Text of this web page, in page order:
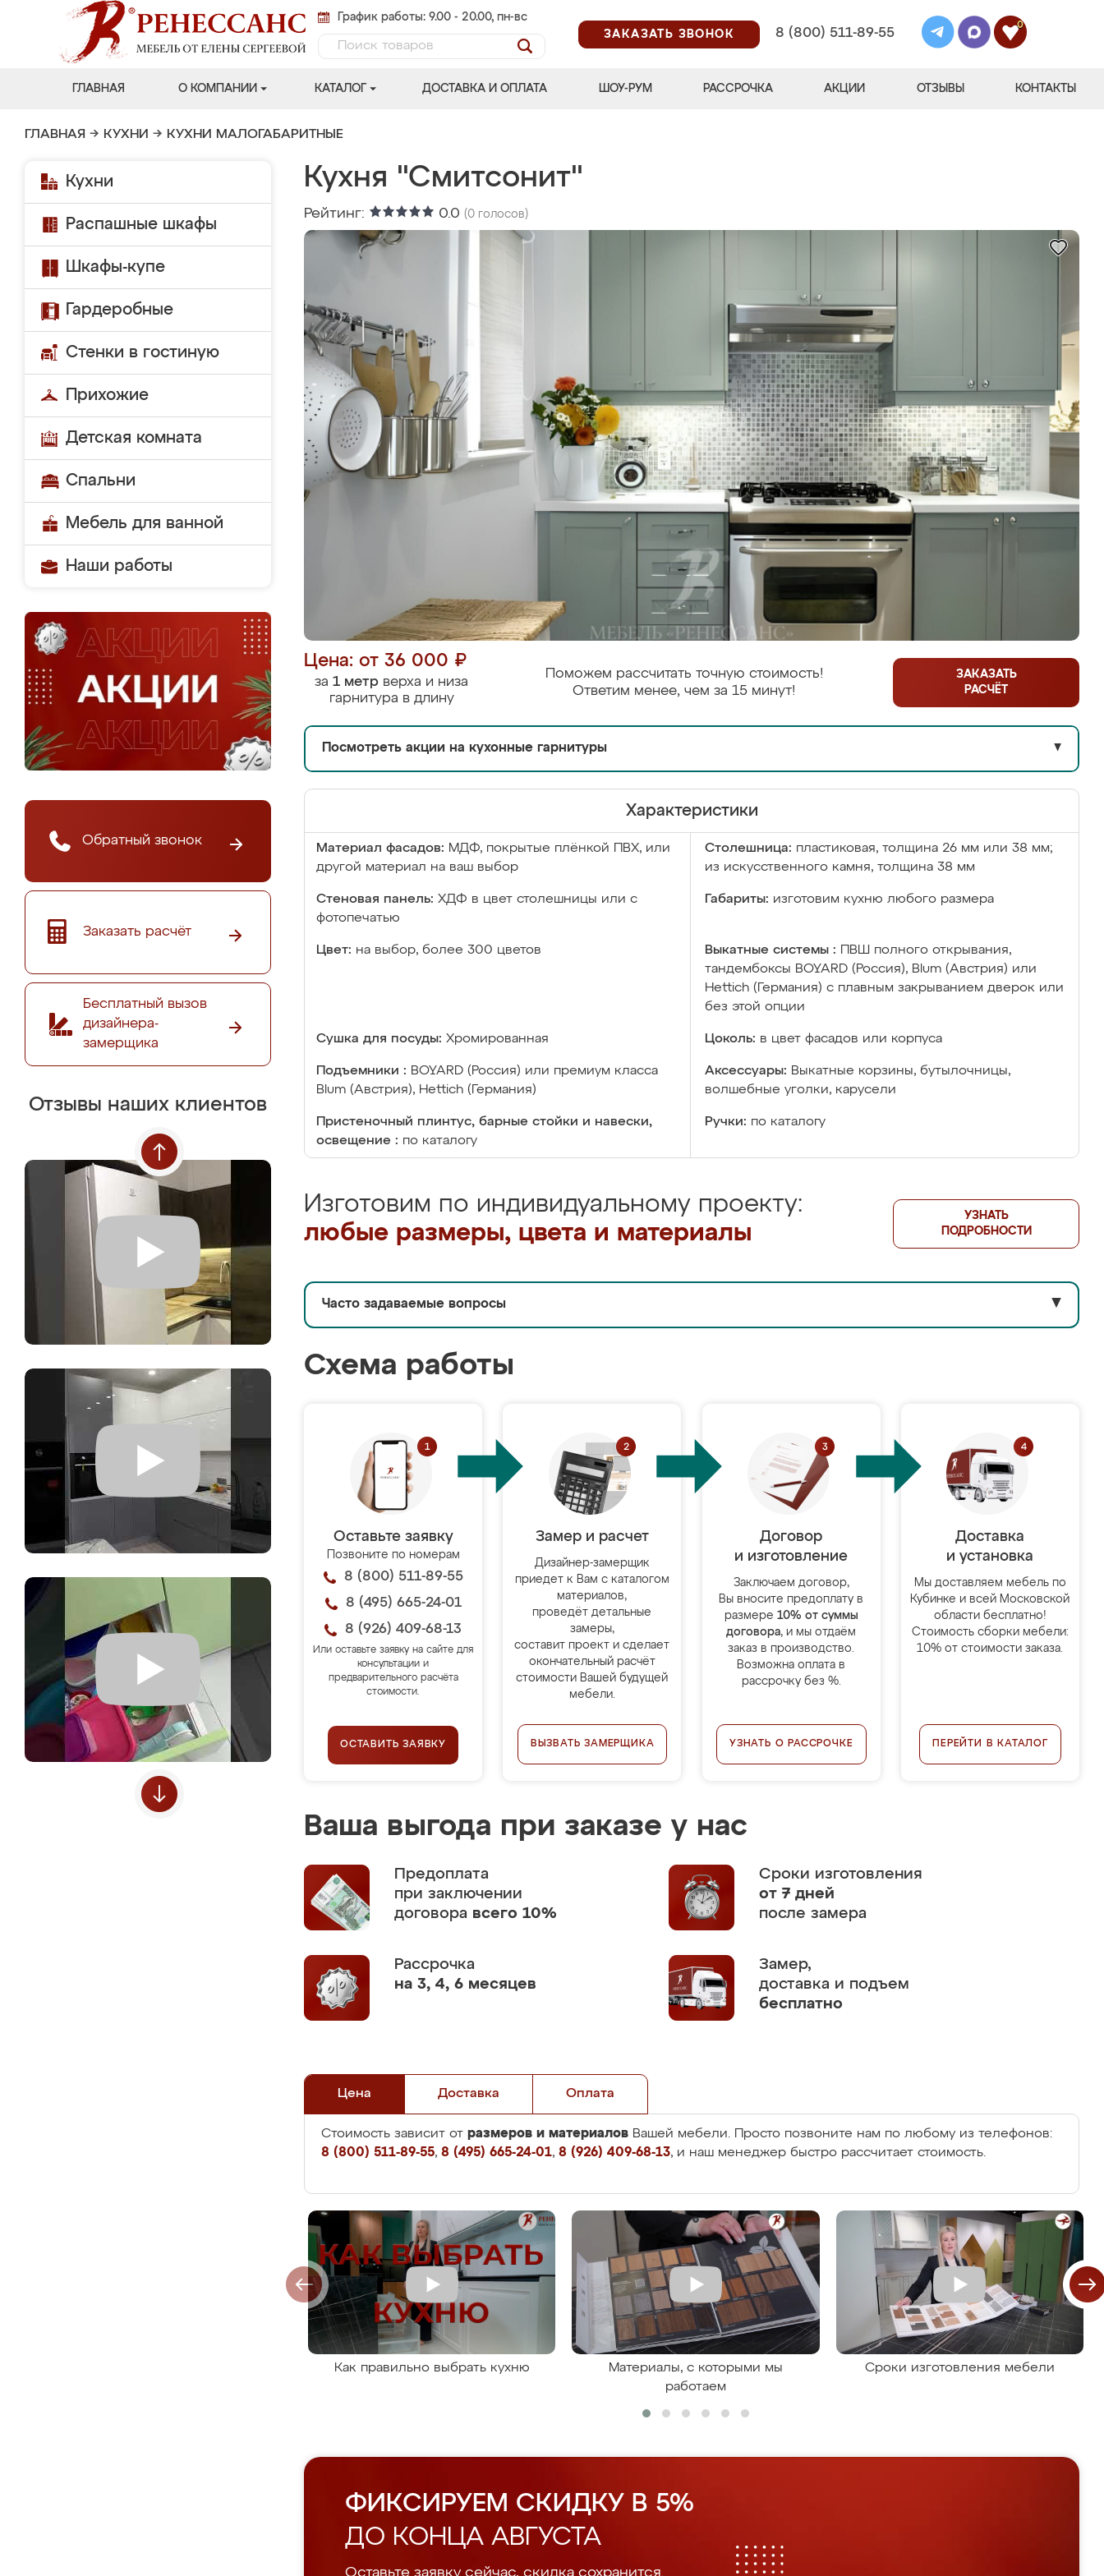
График работы: 9.00 - 20.00, пн-вс
ЗАКАЗАТЬ ЗВОНОК
8 (800) 511-89-55
0
ГЛАВНАЯ О КОМПАНИИ КАТАЛОГ ДОСТАВКА И ОПЛАТА ШОУ-РУМ РАССРОЧКА АКЦИИ ОТЗЫВЫ КОНТАКТЫ
ГЛАВНАЯ → КУХНИ → КУХНИ МАЛОГАБАРИТНЫЕ
Кухни
Распашные шкафы
Шкафы-купе
Гардеробные
Стенки в гостиную
Прихожие
Детская комната
Спальни
Мебель для ванной
Наши работы
Обратный звонок
Заказать расчёт
Бесплатный вызов
дизайнера-
замерщика
Отзывы наших клиентов
Кухня "Смитсонит"
Рейтинг: 0.0 (0 голосов)
Цена: от 36 000 ₽
за 1 метр верха и низа
гарнитура в длину
Поможем рассчитать точную стоимость!
Ответим менее, чем за 15 минут!
ЗАКАЗАТЬ
РАСЧЁТ
Посмотреть акции на кухонные гарнитуры ▼
Характеристики
Материал фасадов: МДФ, покрытые плёнкой ПВХ, или
другой материал на ваш выбор
Столешница: пластиковая, толщина 26 мм или 38 мм;
из искусственного камня, толщина 38 мм
Стеновая панель: ХДФ в цвет столешницы или с
фотопечатью
Габариты: изготовим кухню любого размера
Цвет: на выбор, более 300 цветов Выкатные системы :
ПВШ полного открывания,
тандембоксы BOYARD (Россия), Blum (Австрия) или
Hettich (Германия) с плавным закрыванием дверок или
без этой опции
Сушка для посуды: Хромированная Цоколь: в цвет фасадов или корпуса
Подъемники : BOYARD (Россия) или премиум класса
Blum (Австрия), Hettich (Германия)
Аксессуары: Выкатные корзины, бутылочницы,
волшебные уголки, карусели
Пристеночный плинтус, барные стойки и навески,
освещение : по каталогу
Ручки: по каталогу
Изготовим по индивидуальному проекту:
любые размеры, цвета и материалы
УЗНАТЬ
ПОДРОБНОСТИ
Часто задаваемые вопросы ▼
Схема работы
Оставьте заявку
Позвоните по номерам
8 (800) 511-89-55
8 (495) 665-24-01
8 (926) 409-68-13
Или оставьте заявку на сайте для
консультации и
предварительного расчёта
стоимости.
ОСТАВИТЬ ЗАЯВКУ
Замер и расчет
Дизайнер-замерщик
приедет к Вам с каталогом
материалов,
проведёт детальные
замеры,
составит проект и сделает
окончательный расчёт
стоимости Вашей будущей
мебели.
ВЫЗВАТЬ ЗАМЕРЩИКА
Договор
и изготовление
Заключаем договор,
Вы вносите предоплату в
размере 10% от суммы
договора, и мы отдаём
заказ в производство.
Возможна оплата в
рассрочку без %.
УЗНАТЬ О РАССРОЧКЕ
Доставка
и установка
Мы доставляем мебель по
Кубинке и всей Московской
области бесплатно!
Стоимость сборки мебели:
10% от стоимости заказа.
ПЕРЕЙТИ В КАТАЛОГ
Ваша выгода при заказе у нас
Предоплата
при заключении
договора всего 10%
Сроки изготовления
от 7 дней
после замера
Рассрочка
на 3, 4, 6 месяцев
Замер,
доставка и подъем
бесплатно
Цена Доставка Оплата
Стоимость зависит от размеров и материалов Вашей мебели. Просто позвоните нам по любому из телефонов:
8 (800) 511-89-55, 8 (495) 665-24-01, 8 (926) 409-68-13, и наш менеджер быстро рассчитает стоимость.
Как правильно выбрать кухню
Материалы, с которыми мы
работаем
Сроки изготовления мебели
ФИКСИРУЕМ СКИДКУ В 5%
ДО КОНЦА АВГУСТА
Оставьте заявку сейчас, скидка сохранится.